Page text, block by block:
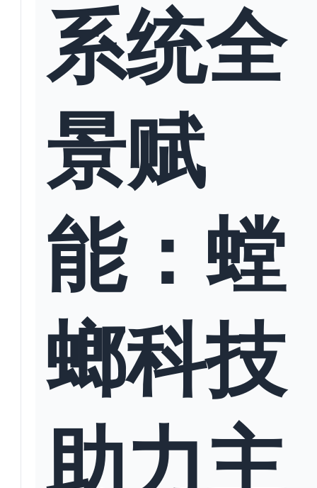
系统全
景赋
能：螳
螂科技
助力主